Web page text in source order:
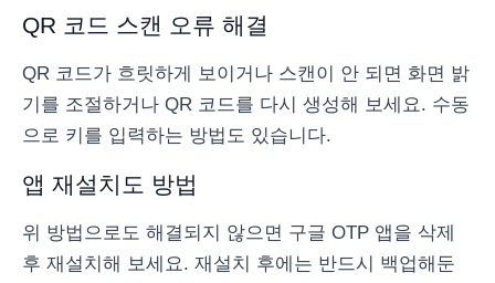
QR 코드 스캔 오류 해결
QR 코드가 흐릿하게 보이거나 스캔이 안 되면 화면 밝
기를 조절하거나 QR 코드를 다시 생성해 보세요. 수동
으로 키를 입력하는 방법도 있습니다.
앱 재설치도 방법
위 방법으로도 해결되지 않으면 구글 OTP 앱을 삭제
후 재설치해 보세요. 재설치 후에는 반드시 백업해둔